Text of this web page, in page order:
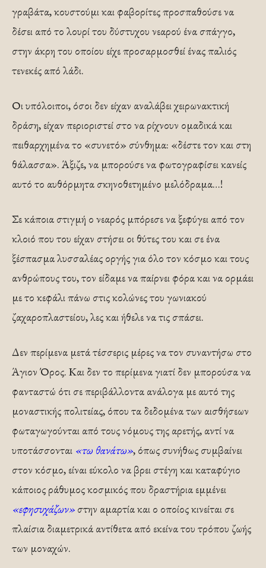
γραβάτα, κουστούμι και φαβορίτες προσπαθούσε να
δέσει από το λουρί του δύστυχου νεαρού ένα σπάγγο,
στην άκρη του οποίου είχε προσαρμοσθεί ένας παλιός
τενεκές από λάδι.
Οι υπόλοιποι, όσοι δεν είχαν αναλάβει χειρωνακτική
δράση, είχαν περιοριστεί στο να ρίχνουν ομαδικά και
πειθαρχημένα το «συνετό» σύνθημα: «δέστε τον και στη
θάλασσα». Άξιζε, να μπορούσε να φωτογραφίσει κανείς
αυτό το αυθόρμητα σκηνοθετημένο μελόδραμα…!
Σε κάποια στιγμή ο νεαρός μπόρεσε να ξεφύγει από τον
κλοιό που του είχαν στήσει οι θύτες του και σε ένα
ξέσπασμα λυσσαλέας οργής για όλο τον κόσμο και τους
ανθρώπους του, τον είδαμε να παίρνει φόρα και να ορμάει
με το κεφάλι πάνω στις κολώνες του γωνιακού
ζαχαροπλαστείου, λες και ήθελε να τις σπάσει.
Δεν περίμενα μετά τέσσερις μέρες να τον συναντήσω στο
Άγιον Όρος. Και δεν το περίμενα γιατί δεν μπορούσα να
φανταστώ ότι σε περιβάλλοντα ανάλογα με αυτό της
μοναστικής πολιτείας, όπου τα δεδομένα των αισθήσεων
φωταγωγούνται από τους νόμους της αρετής, αντί να
υποτάσσονται «τω θανάτω», όπως συνήθως συμβαίνει
στον κόσμο, είναι εύκολο να βρει στέγη και καταφύγιο
κάποιος ράθυμος κοσμικός που δραστήρια εμμένει
«εφησυχάζων» στην αμαρτία και ο οποίος κινείται σε
πλαίσια διαμετρικά αντίθετα από εκείνα του τρόπου ζωής
των μοναχών.